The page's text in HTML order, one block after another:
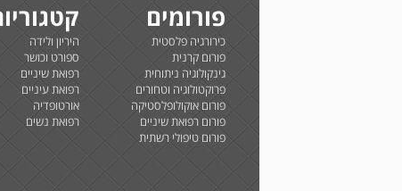
פורומים
כירורגיה פלסטית
פורום קרנית
גינקולוגיה ניתוחית
פרוקטולוגיה וטחורים
פורום אוקולופלסטיקה
פורום רפואת שיניים
פורום טיפולי רשתית
היריון ולידה
ספורט וכושר
רפואת שיניים
רפואת עיניים
אורטופדיה
רפואת נשים